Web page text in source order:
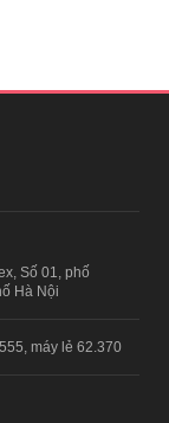
Số 01, phố
Hà Nội
máy lẻ 62.370